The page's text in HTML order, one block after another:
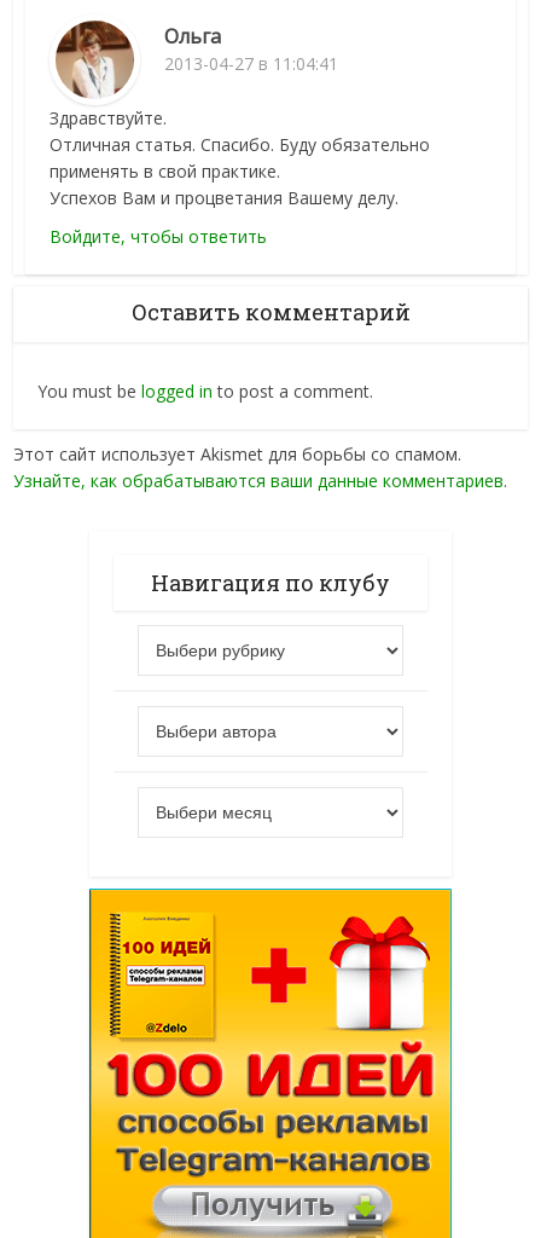
Ольга
2013-04-27 в 11:04:41
Здравствуйте.
Отличная статья. Спасибо. Буду обязательно
применять в свой практике.
Успехов Вам и процветания Вашему делу.
Войдите, чтобы ответить
Оставить комментарий
You must belogged in to post a comment.
Этот сайт использует Akismet для борьбы со спамом.
Узнайте, как обрабатываются ваши данные комментариев.
Навигация по клубу